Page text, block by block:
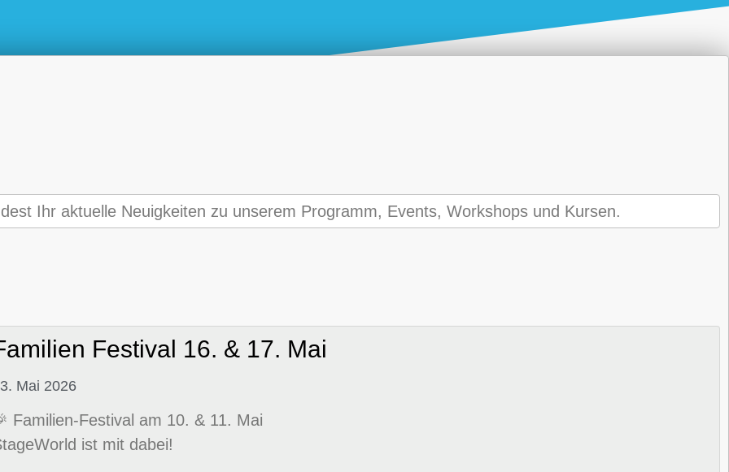
Ihr aktuelle Neuigkeiten zu unserem Programm, Events, Workshops und Kursen.
Festival 16. & 17. Mai
Mai 2026
Familien-Festival am 10. & 11. Mai
ist mit dabei!